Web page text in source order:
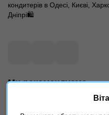
кондитерів в Одесі, Києві,
Дніпрі🛍️
Ми рекомендуємо